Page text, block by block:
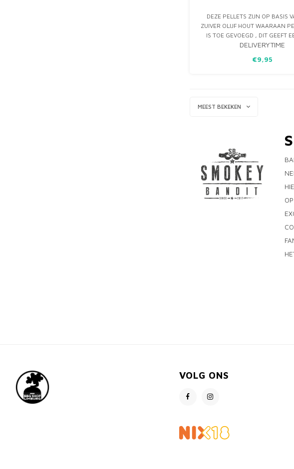
DEZE PELLETS ZIJN OP BASIS
ZUIVER OLIJF HOUT WAARAAN
IS TOE GEVOEGD , DIT GEEFT
MAAR EEN MOOIE SMAAK VAN
DELIVERYTIME
€9,95
MEEST BEKEKEN
OP
VOLG ONS